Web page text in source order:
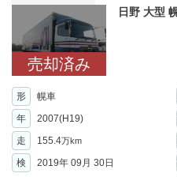
売却済み
日野 大型
形 幌車
年
2007(H19)
走 155.4万km
検
2019年 09月 30日